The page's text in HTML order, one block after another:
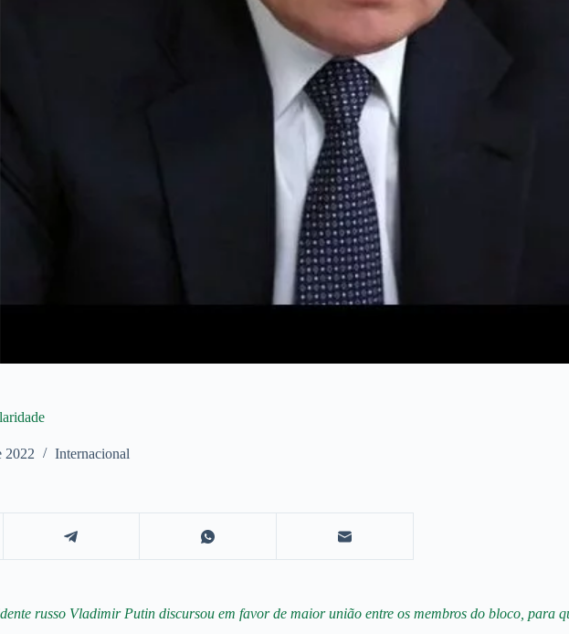
2022 Internacional
russo Vladimir Putin discursou em favor de maior união entre os membros do bloco, para